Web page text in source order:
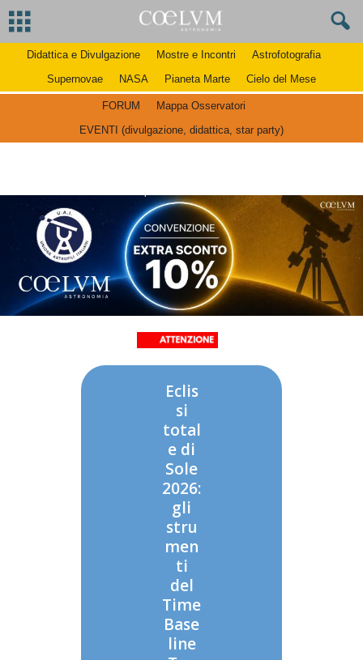
Didattica e Divulgazione Mostre e Incontri
Astrofotografia
Supernovae
NASA Pianeta Marte Cielo del Mese
FORUM
Mappa Osservatori
EVENTI (divulgazione, didattica, star party)
Eclis
si
total
e di
Sole
2026:
gli
stru
men
ti
del
Time
Base
line